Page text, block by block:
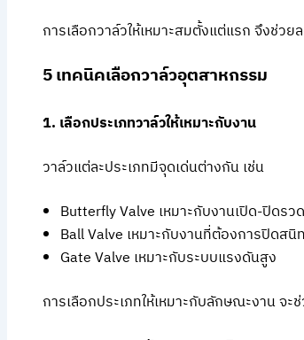
การเลือกวาล์วให้เหมาะสมตั้งแต่แรก จึงช่ว
5 เทคนิคเลือกวาล์วอุตสาหกรรม
1. เลือกประเภทวาล์วให้เหมาะกับงาน
วาล์วแต่ละประเภทมีจุดเด่นต่างกัน เช่น
Butterfly Valve เหมาะกับงานเปิด-ปิดรว
Ball Valve เหมาะกับงานที่ต้องการปิดสนิท
Gate Valve เหมาะกับระบบแรงดันสูง
การเลือกประเภทให้เหมาะกับลักษณะงาน จ